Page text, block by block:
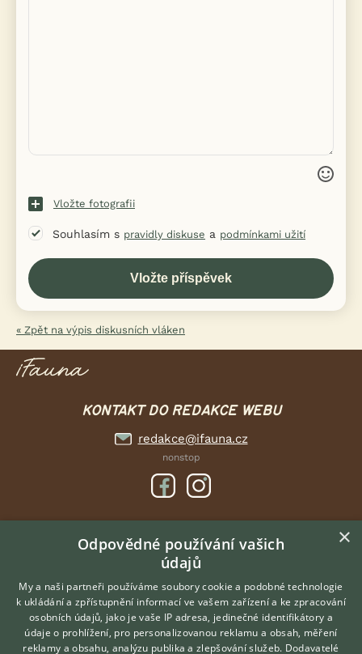
Vložte fotografii
Souhlasím s pravidly diskuse a podmínkami užití
« Zpět na výpis diskusních vláken
KONTAKT DO REDAKCE WEBU
redakce@ifauna.cz
nonstop
DOMOVSKÁ STRÁNKA
INZERCE
DISKUSE
ČLÁNKY
O nás
×
Odpovědné používání vašich
údajů
My a naši partneři používáme soubory cookie a podobné technologie
k ukládání a zpřístupnění informací ve vašem zařízení a ke zpracování
osobních údajů, jako je vaše IP adresa, jedinečné identifikátory a
údaje o prohlížení, pro personalizovanou reklamu a obsah, měření
reklamy a obsahu, analýzu publika a zlepšování služeb. Dodavatelé